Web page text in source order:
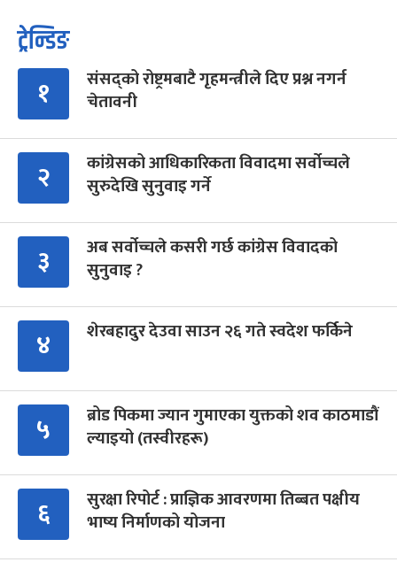
ट्रेन्डिङ
१
संसद्को रोष्ट्रमबाटै गृहमन्त्रीले दिए प्रश्न नगर्न
चेतावनी
२
कांग्रेसको आधिकारिकता विवादमा सर्वोच्चले
सुरुदेखि सुनुवाइ गर्ने
३
अब सर्वोच्चले कसरी गर्छ कांग्रेस विवादको
सुनुवाइ ?
४ शेरबहादुर देउवा साउन २६ गते स्वदेश फर्किने
५
ब्रोड पिकमा ज्यान गुमाएका युक्तको शव काठमाडौं
ल्याइयो (तस्वीरहरू)
६
सुरक्षा रिपोर्ट : प्राज्ञिक आवरणमा तिब्बत पक्षीय
भाष्य निर्माणको योजना